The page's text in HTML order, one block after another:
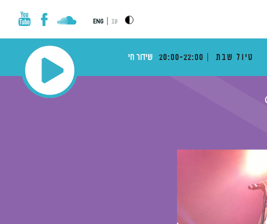
עב ENG
טיול שבת 20:00-22:00 שידור חי